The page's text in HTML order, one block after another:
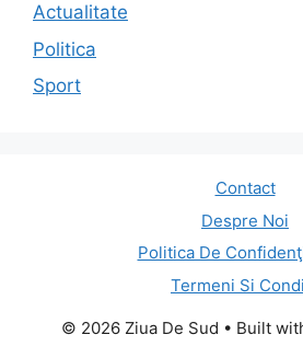
Actualitate
Politica
Sport
Contact
Despre Noi
Politica De
Termeni Si
© 2026 Ziua De Sud • Built